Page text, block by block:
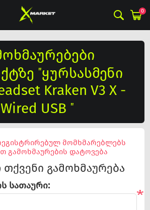
0
ყურსასმენი
Kraken V3 X -
Wired USB
მომხმარებლებს
გამოხმაურების დატოვება
გამოხმაურება
სათაური:
*